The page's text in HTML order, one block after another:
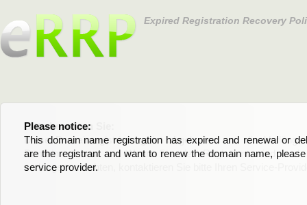
Expired Registration Recovery
Please notice:
This domain name registration has expired and renewal or
are the registrant and want to renew the domain name,
service provider.
Bitte beachten Sie:
Diese Domainregistrierung ist abgelaufen und die
Domain stehen an. Wenn Sie der Registrant sind und
verlängern möchten, kontaktieren Sie bitte Ihren Service-